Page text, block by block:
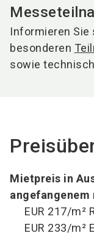
Informieren Sie
besonderen
sowie
Mietpreis in
angefangenem
EUR 217/m²
EUR 233/m²